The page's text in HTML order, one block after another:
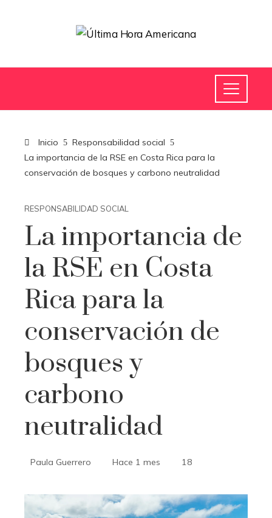
Inicio
Responsabilidad social
La importancia de la RSE en Costa Rica para la
conservación de bosques y carbono neutralidad
RESPONSABILIDAD SOCIAL
La importancia de
la RSE en Costa
Rica para la
conservación de
bosques y
carbono
neutralidad
Paula Guerrero Hace 1 mes 18